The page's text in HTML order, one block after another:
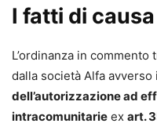
Leonarda D’Alonzo
Avvocato, già Giudice
Ferrara e Giudice
esecuzioni esattoriali
opposizione
I fatti di causa
L’ordinanza in
dalla società Alfa avverso
dell’autorizzazione ad
intracomunitarie ex art.